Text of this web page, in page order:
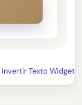
Invertir Texto Widget